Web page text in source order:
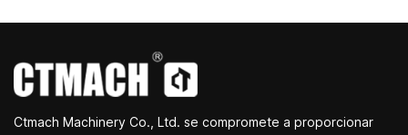
Ctmach Machinery Co., Ltd. se compromete a proporcionar